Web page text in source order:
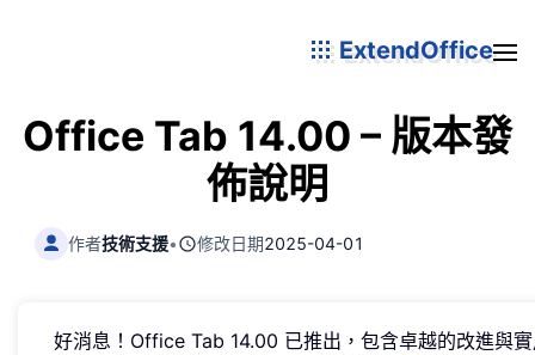
ExtendOffice
Office Tab 14.00 – 版本發
佈說明
作者技術支援• 修改日期2025-04-01
好消息！Office Tab 14.00 已推出，包含卓越的改進與